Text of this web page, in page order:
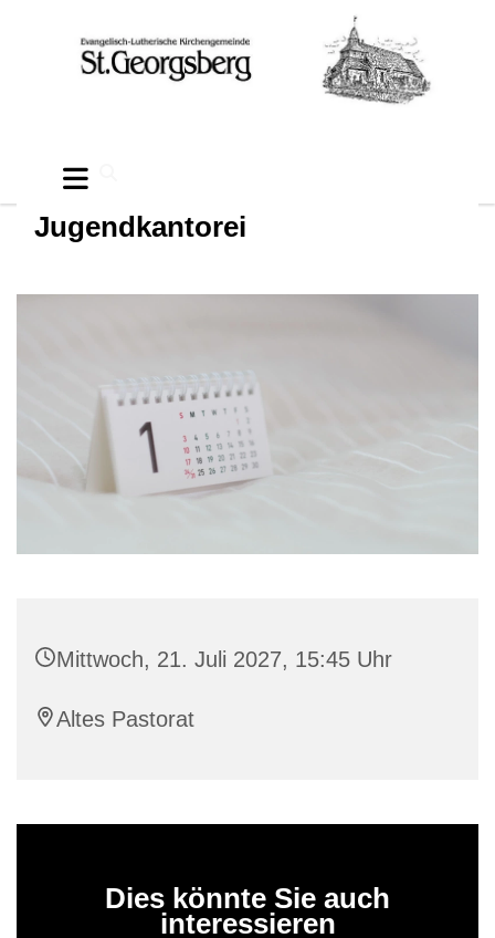
Jugendkantorei
Mittwoch, 21. Juli 2027, 15:45 Uhr
Altes Pastorat
Dies könnte Sie auch
interessieren